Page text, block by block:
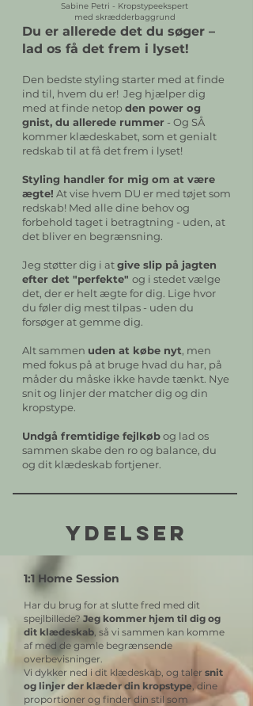
Sabine Petri - Kropstypeekspert
med skrædderbaggrund
Du er allerede det du søger –
lad os få det frem i lyset!
Den bedste styling starter med at finde
ind til, hvem du er! Jeg hjælper dig
med at finde netopden power og
gnist, du allerede rummer - Og SÅ
kommer klædeskabet, som et genialt
redskab til at få det frem i lyset!
Styling handler for mig om at være
ægte! At vise hvem DU er med tøjet som
redskab! Med alle dine behov og
forbehold taget i betragtning - uden, at
det bliver en begrænsning.
Jeg støtter dig i atgive slip på jagten
efter det "perfekte" og i stedet vælge
det, der er helt ægte for dig. Lige hvor
du føler dig mest tilpas - uden du
forsøger at gemme dig.
Alt sammen uden at købe nyt, men
med fokus på at bruge hvad du har, på
måder du måske ikke havde tænkt. Nye
snit og linjer der matcher dig og din
kropstype.
Undgå fremtidige fejlkøbog lad os
sammen skabe den ro og balance, du
og dit klædeskab fortjener.
YDELSER
1:1 Home Session
Har du brug for at slutte fred med dit
spejlbillede?Jeg kommer hjem til dig og
dit klædeskab, så vi sammen kan komme
af med de gamle begrænsende
overbevisninger.
Vi dykker ned i dit klædeskab, og taler snit
og linjer der klæder din kropstype, dine
proportioner og finder din stil som